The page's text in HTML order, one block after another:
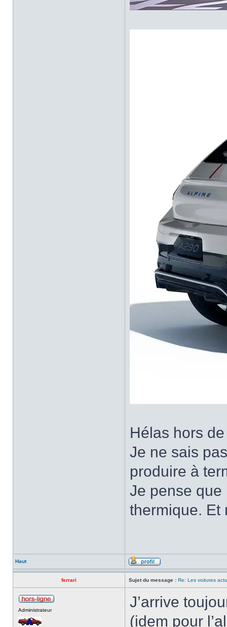
Hélas hors
Je ne sais
produire à
Je pense
thermique. Et
Haut
ferrari Sujet du message : Re: Les voitures
Administrateur
J’arrive
(idem pour